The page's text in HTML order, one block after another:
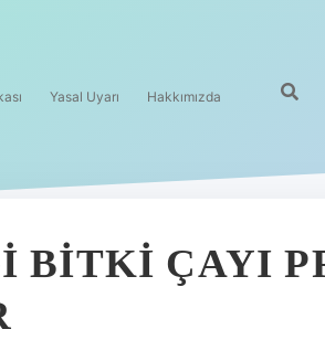
Yasal Uyarı Hakkımızda
BITKI ÇAYI